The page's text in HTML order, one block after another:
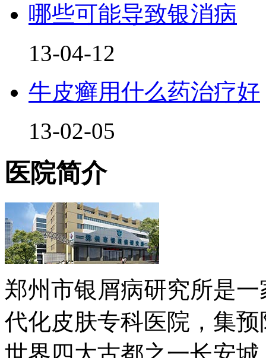
哪些可能导致银消病
13-04-12
牛皮癣用什么药治疗好
13-02-05
医院简介
郑州市银屑病研究所是
代化皮肤专科医院，集